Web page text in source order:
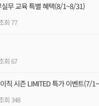
무 교육 특별 혜택(8/1~8/31)
회 77
회 67
직 시즌 LIMITED 특가 이벤트(7/
회 348